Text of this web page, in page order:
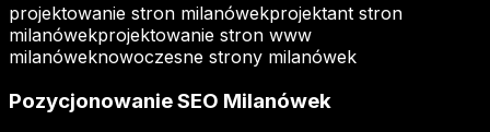
projektowanie stron milanówekprojektant stron
milanówekprojektowanie stron www
milanóweknowoczesne strony milanówek
Pozycjonowanie SEO Milanówek